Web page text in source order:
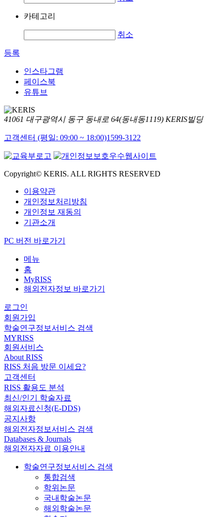
카테고리
취소
등록
인스타그램
페이스북
유튜브
41061 대구광역시 동구 동내로 64(동내동1119) KERIS빌딩
고객센터 (평일: 09:00 ~ 18:00)1599-3122
Copyright© KERIS. ALL RIGHTS RESERVED
이용약관
개인정보처리방침
개인정보 재동의
기관소개
PC 버전 바로가기
메뉴
홈
MyRISS
해외전자정보 바로가기
로그인
회원가입
학술연구정보서비스 검색
MYRISS
회원서비스
About RISS
RISS 처음 방문 이세요?
고객센터
RISS 활용도 분석
최신/인기 학술자료
해외자료신청(E-DDS)
공지사항
해외전자정보서비스 검색
Databases & Journals
해외전자자료 이용안내
학술연구정보서비스 검색
통합검색
학위논문
국내학술논문
해외학술논문